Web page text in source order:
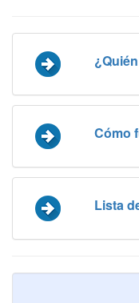
Cómo
Lista